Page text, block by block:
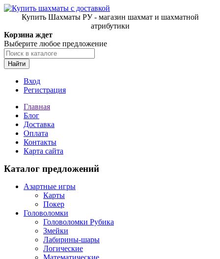
Купить Шахматы РУ - магазин шахмат и шахматной
атрибутики
Корзина ждет
Выберите любое предложение
Найти
Вход
Регистрация
Главная
Блог
Доставка
Оплата
Контакты
Карта сайта
Каталог предложений
Азартные игры
Карты
Покер
Головоломки
Головоломки Рубика
Змейки
Лабирины-шары
Логические
Математические